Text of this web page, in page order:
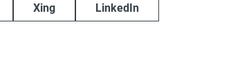
Xing LinkedIn